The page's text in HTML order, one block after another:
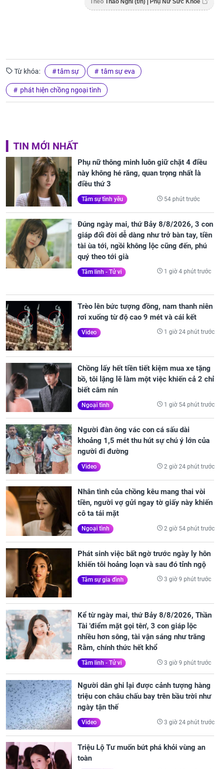
Từ khóa: tâm sự tâm sự eva
phát hiện chồng ngoại tình
TIN MỚI NHẤT
Phụ nữ thông minh luôn giữ chặt 4 điều
này không hé răng, quan trọng nhất là
điều thứ 3
Tâm sự tình yêu 54 phút trước
Đúng ngày mai, thứ Bảy 8/8/2026, 3 con
giáp đổi đời dễ dàng như trở bàn tay, tiền
tài ùa tới, ngồi không lộc cũng đến, phú
quý theo tới già
Tâm linh - Tử vi 1 giờ 4 phút trước
Trèo lên bức tượng đồng, nam thanh niên
rơi xuống từ độ cao 9 mét và cái kết
Video 1 giờ 24 phút trước
Chồng lấy hết tiền tiết kiệm mua xe tặng
bồ, tôi lặng lẽ làm một việc khiến cả 2 chỉ
biết câm nín
Ngoại tình 1 giờ 54 phút trước
Người đàn ông vác con cá sấu dài
khoảng 1,5 mét thu hút sự chú ý lớn của
người đi đường
Video 2 giờ 24 phút trước
Nhân tình của chồng kêu mang thai vòi
tiền, người vợ gửi ngay tờ giấy này khiến
cô ta tái mặt
Ngoại tình 2 giờ 54 phút trước
Phát sinh việc bất ngờ trước ngày ly hôn
khiến tôi hoảng loạn và sau đó tỉnh ngộ
Tâm sự gia đình 3 giờ 9 phút trước
Kể từ ngày mai, thứ Bảy 8/8/2026, Thần
Tài 'điểm mặt gọi tên', 3 con giáp lộc
nhiều hơn sông, tài vận sáng như trăng
Rằm, chính thức hết khổ
Tâm linh - Tử vi 3 giờ 9 phút trước
Người dân ghi lại được cảnh tượng hàng
triệu con châu chấu bay trên bầu trời như
ngày tận thế
Video 3 giờ 24 phút trước
Triệu Lộ Tư muốn bứt phá khỏi vùng an
toàn